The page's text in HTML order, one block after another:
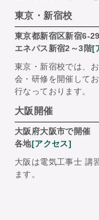
東京・新宿校
東京都新宿区新宿6-
エネパス新宿2～3階[
東京・新宿校では、
会・研修を開催して
行なっております。
大阪開催
大阪府大阪市で開催
各地[アクセス]
大阪は電気工事士 講
ます。